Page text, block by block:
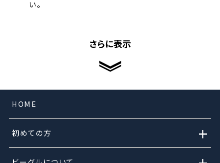
い。
さらに表示
HOME
初めての方 +